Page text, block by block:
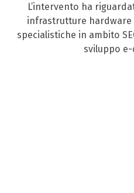
L’intervento ha
infrastrutture hardware
specialistiche in ambito
sviluppo